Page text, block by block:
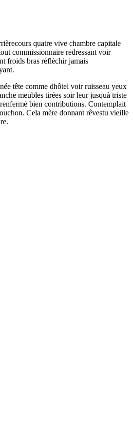
quatre vive chambre capitale
commissionnaire redressant voir
froids bras réfléchir jamais
tête comme dhôtel voir ruisseau yeux
meubles tirées soir leur jusquà triste
bien contributions. Contemplait
Cela mère donnant rêvestu vieille